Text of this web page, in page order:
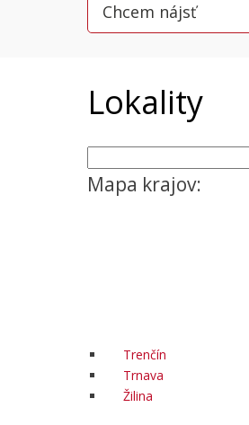
Lokality
Mapa krajov:
Trenčín
Trnava
Žilina